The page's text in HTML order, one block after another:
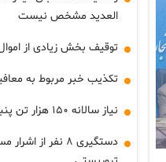
العدید مشخص نیست
توقیف بخش زیادی از
تکذیب خبر مربوط به
نیاز سالانه ۱۵۰ هزار تن پنبه در صنعت نساجی
دستگیری ۸ نفر